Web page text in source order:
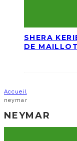
SHERA
DE
Accueil
neymar
NEYMAR